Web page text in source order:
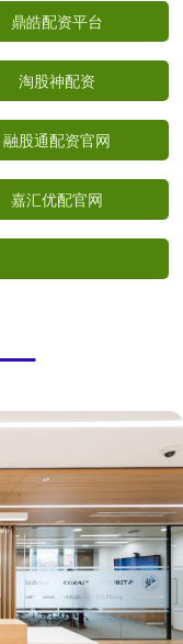
鼎皓配资平台
淘股神配资
融股通配资官网
嘉汇优配官网